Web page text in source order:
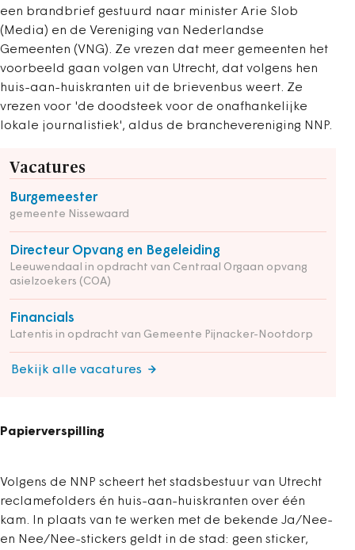
een brandbrief gestuurd naar minister Arie Slob
(Media) en de Vereniging van Nederlandse
Gemeenten (VNG). Ze vrezen dat meer gemeenten het
voorbeeld gaan volgen van Utrecht, dat volgens hen
huis-aan-huiskranten uit de brievenbus weert. Ze
vrezen voor 'de doodsteek voor de onafhankelijke
lokale journalistiek', aldus de branchevereniging NNP.
Vacatures
Burgemeester
gemeente Nissewaard
Directeur Opvang en Begeleiding
Leeuwendaal in opdracht van Centraal Orgaan opvang
asielzoekers (COA)
Financials
Latentis in opdracht van Gemeente Pijnacker-Nootdorp
Bekijk alle vacatures
Papierverspilling
Volgens de NNP scheert het stadsbestuur van Utrecht
reclamefolders én huis-aan-huiskranten over één
kam. In plaats van te werken met de bekende Ja/Nee-
en Nee/Nee-stickers geldt in de stad: geen sticker,